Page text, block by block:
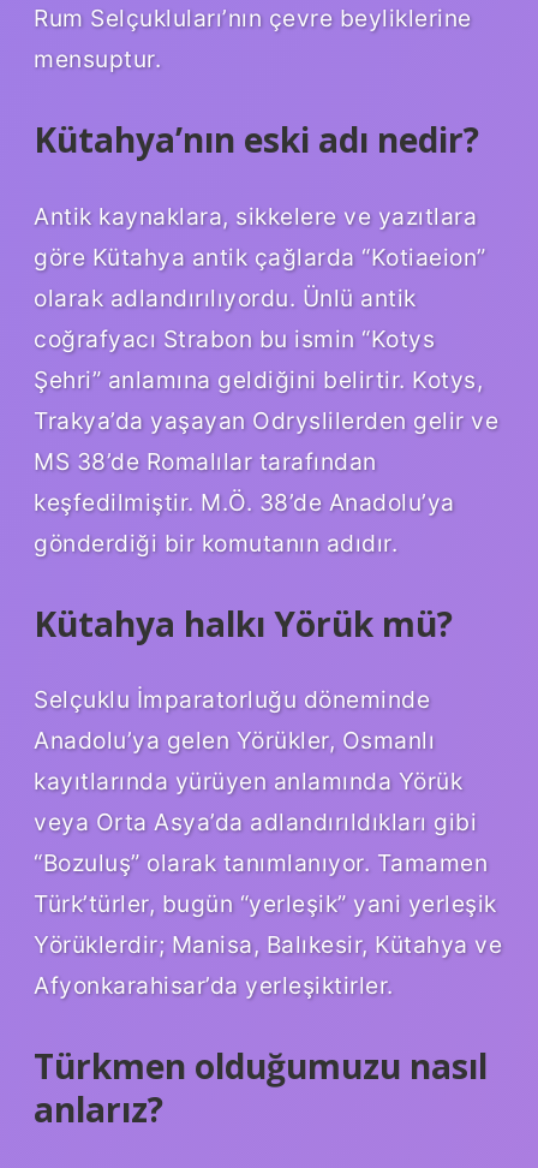
Rum Selçukluları’nın çevre beyliklerine
mensuptur.
Kütahya’nın eski adı nedir?
Antik kaynaklara, sikkelere ve yazıtlara
göre Kütahya antik çağlarda “Kotiaeion”
olarak adlandırılıyordu. Ünlü antik
coğrafyacı Strabon bu ismin “Kotys
Şehri” anlamına geldiğini belirtir. Kotys,
Trakya’da yaşayan Odryslilerden gelir ve
MS 38’de Romalılar tarafından
keşfedilmiştir. M.Ö. 38’de Anadolu’ya
gönderdiği bir komutanın adıdır.
Kütahya halkı Yörük mü?
Selçuklu İmparatorluğu döneminde
Anadolu’ya gelen Yörükler, Osmanlı
kayıtlarında yürüyen anlamında Yörük
veya Orta Asya’da adlandırıldıkları gibi
“Bozuluş” olarak tanımlanıyor. Tamamen
Türk’türler, bugün “yerleşik” yani yerleşik
Yörüklerdir; Manisa, Balıkesir, Kütahya ve
Afyonkarahisar’da yerleşiktirler.
Türkmen olduğumuzu nasıl
anlarız?